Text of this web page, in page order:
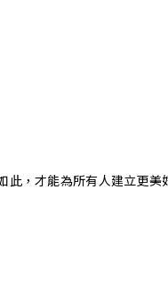
此，才能為所有人建立更美